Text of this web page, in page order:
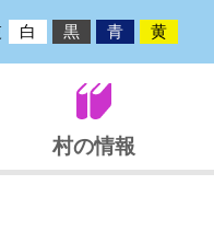
白 黒 青 黄
村の情報